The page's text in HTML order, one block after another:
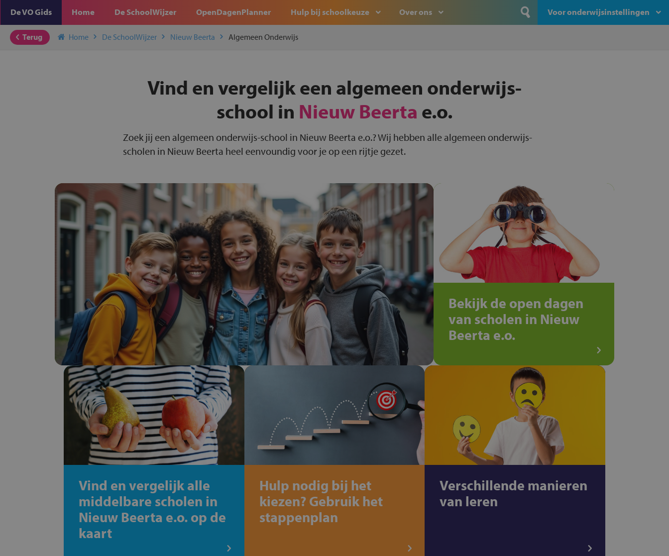
De VO Gids Home De SchoolWijzer OpenDagenPlanner Hulp bij schoolkeuze Over ons Voor onderwijsinstellingen
Terug Home De SchoolWijzer Nieuw Beerta Algemeen Onderwijs
Vind en vergelijk een algemeen onderwijs-
school in Nieuw Beerta e.o.
Zoek jij een algemeen onderwijs-school in Nieuw Beerta e.o.? Wij hebben alle algemeen onderwijs-
scholen in Nieuw Beerta heel eenvoundig voor je op een rijtje gezet.
Bekijk de open dagen
van scholen in Nieuw
Beerta e.o.
Vind en vergelijk alle
middelbare scholen in
Nieuw Beerta e.o. op de
kaart
Hulp nodig bij het
kiezen? Gebruik het
stappenplan
Verschillende manieren
van leren